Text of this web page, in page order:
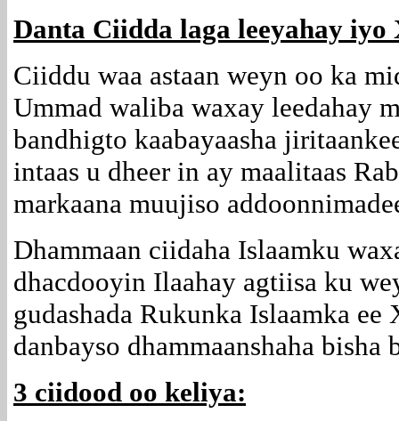
Danta Ciidda laga leeyahay iyo
Ciiddu waa astaan weyn oo ka
Ummad waliba waxay leedahay
bandhigto kaabayaasha
intaas u dheer in ay maalitaas
markaana muujiso
Dhammaan ciidaha Islaamku
dhacdooyin Ilaahay agtiisa ku
gudashada Rukunka Islaamka
danbayso dhammaanshaha bisha
3 ciidood oo keliya: